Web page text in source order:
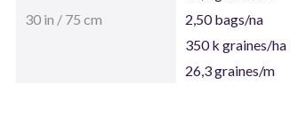
30 in / 75 cm
2,50 bags/na
350 k graines/ha
26,3 graines/m